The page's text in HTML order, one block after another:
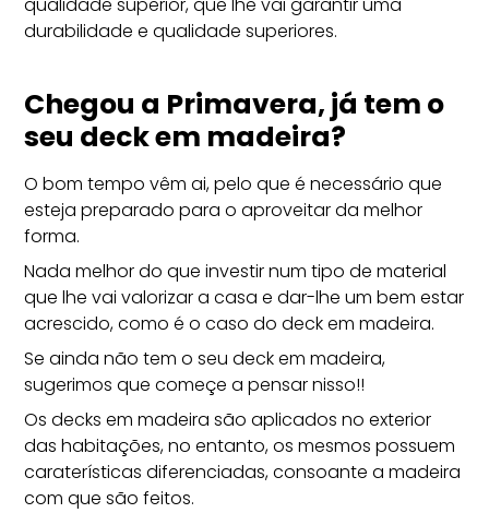
qualidade superior, que lhe vai garantir uma
durabilidade e qualidade superiores.
Chegou a Primavera, já tem o
seu deck em madeira?
O bom tempo vêm ai, pelo que é necessário que
esteja preparado para o aproveitar da melhor
forma.
Nada melhor do que investir num tipo de material
que lhe vai valorizar a casa e dar-lhe um bem estar
acrescido, como é o caso do deck em madeira.
Se ainda não tem o seu deck em madeira,
sugerimos que começe a pensar nisso!!
Os decks em madeira são aplicados no exterior
das habitações, no entanto, os mesmos possuem
caraterísticas diferenciadas, consoante a madeira
com que são feitos.